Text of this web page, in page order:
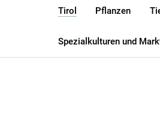
Tirol
(current)1
Pflanzen
Spezialkulturen und
LK Tirol Tirol Verbände